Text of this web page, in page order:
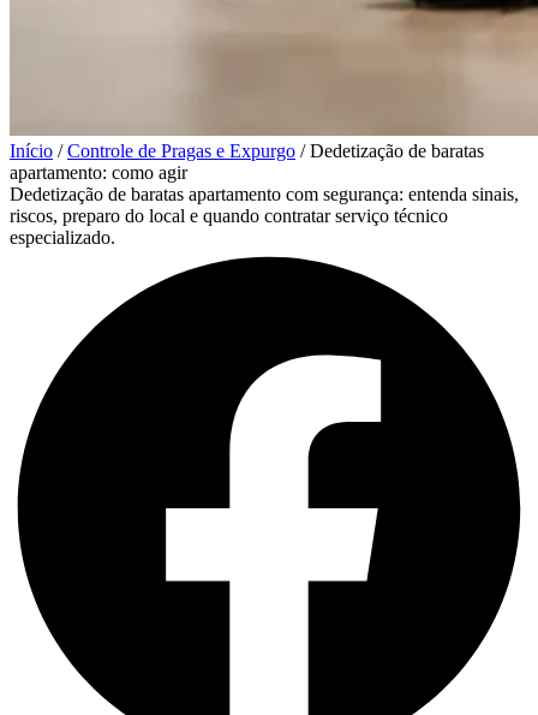
Início / Controle de Pragas e Expurgo /Dedetização de baratas
apartamento: como agir
Dedetização de baratas apartamento com segurança: entenda sinais,
riscos, preparo do local e quando contratar serviço técnico
especializado.